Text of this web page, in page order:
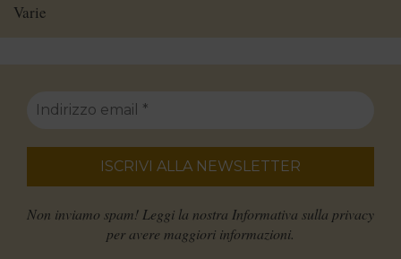
Varie
Non inviamo spam! Leggi la nostra Informativa sulla privacy
per avere maggiori informazioni.